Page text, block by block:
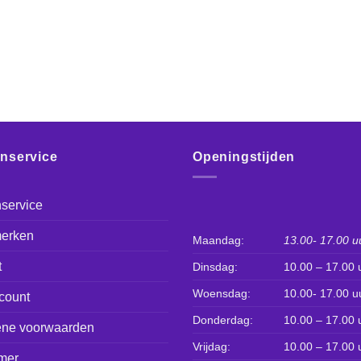
voorwaarden
Openingstijden
Maandag: 13.00- 17.00
Dinsdag: 10.00 – 17.00
Woensdag: 10.00- 17.00
Donderdag: 10.00 – 17.00
Vrijdag: 10.00 – 17.00